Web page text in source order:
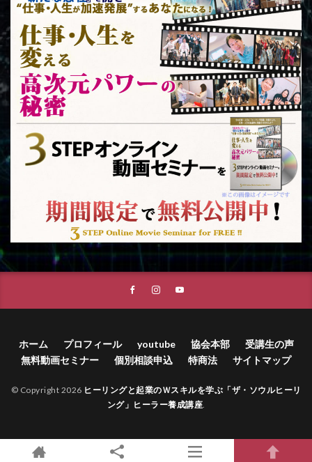
ホーム プロフィール youtube 協会本部
受講生の声
無料動画セミナー
個別相談申込 特商法 サイトマップ
© Copyright 2026 ヒーリングと起業のＷスキルを学ぶ「ザ・ソウルヒーリ
ング」ヒーラー養成講座.